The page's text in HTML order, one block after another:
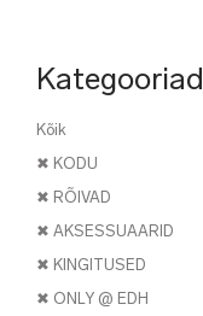
Kategooriad
Kõik
✖ KODU
✖ RÕIVAD
✖ AKSESSUAARID
✖ KINGITUSED
✖ ONLY @ EDH